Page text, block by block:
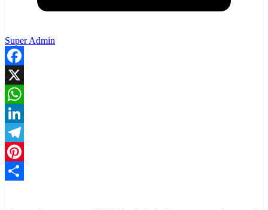
Super Admin
Facebook
X
WhatsApp
LinkedIn
Telegram
Pinterest